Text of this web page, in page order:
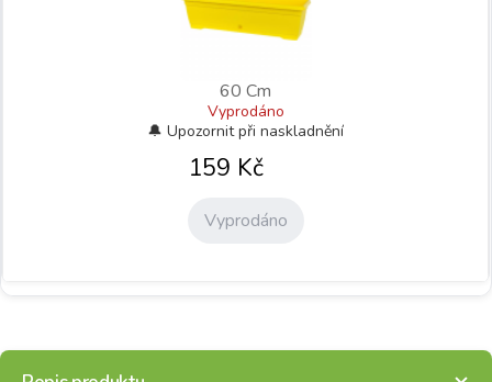
60 Cm
Vyprodáno
159 Kč
Vyprodáno